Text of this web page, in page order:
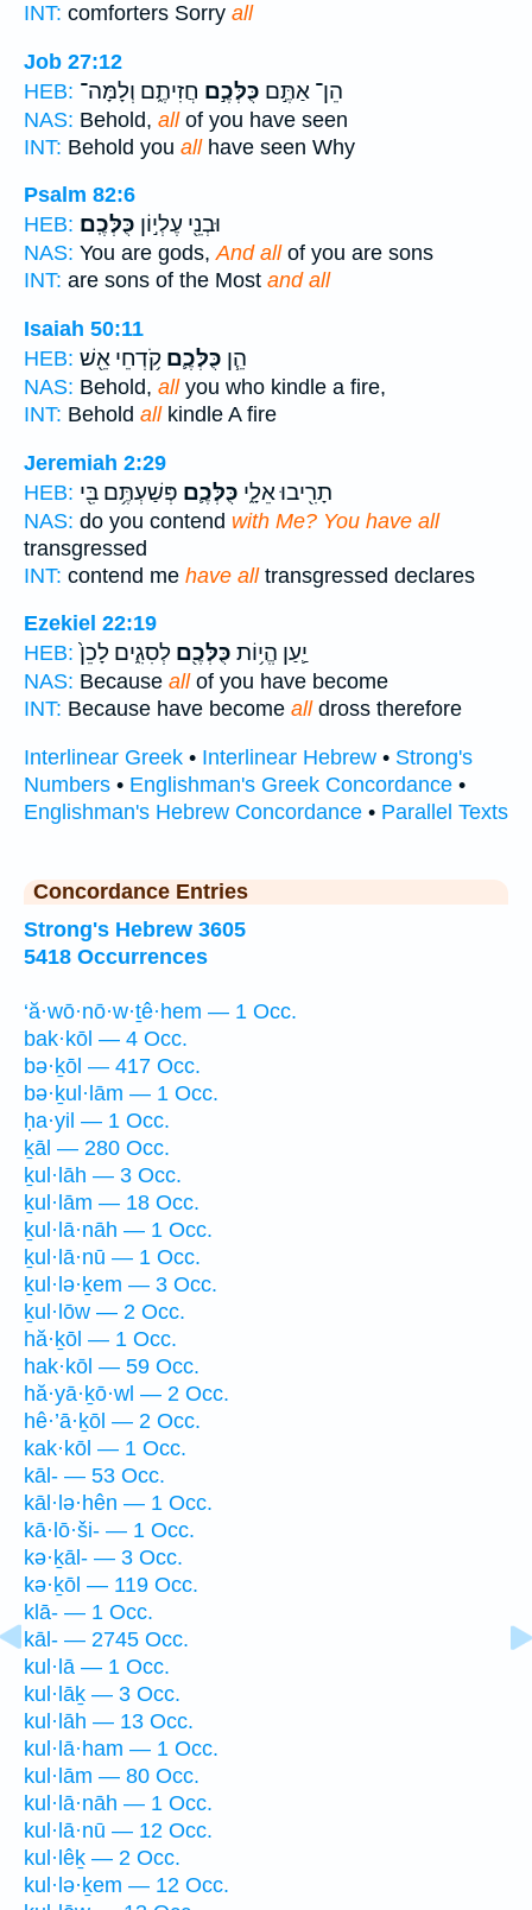
INT: comforters Sorry all
Job 27:12
HEB:
הֵן־ אַתֶּ֣ם כֻּלְּכֶ֣ם חֲזִיתֶ֑ם וְלָמָּה־
NAS: Behold, allof you have seen
INT: Behold you allhave seen Why
Psalm 82:6
HEB:
וּבְנֵ֖י עֶלְי֣וֹן כֻּלְּכֶֽם׃
NAS: You are gods,And allof you are sons
INT: are sons of the Most and all
Isaiah 50:11
HEB:
הֵ֧ן כֻּלְּכֶ֛ם קֹ֥דְחֵי אֵ֖שׁ
NAS: Behold, allyou who kindle a fire,
INT: Behold allkindle A fire
Jeremiah 2:29
HEB:
תָרִ֖יבוּ אֵלָ֑י כֻּלְּכֶ֛ם פְּשַׁעְתֶּ֥ם בִּ֖י
NAS: do you contend with Me? You have all
transgressed
INT: contend me have alltransgressed declares
Ezekiel 22:19
HEB:
יַ֛עַן הֱי֥וֹת כֻּלְּכֶ֖ם לְסִגִ֑ים לָכֵן֙
NAS: Because allof you have become
INT: Because have become alldross therefore
Interlinear Greek • Interlinear Hebrew • Strong's
Numbers • Englishman's Greek Concordance •
Englishman's Hebrew Concordance • Parallel Texts
Concordance Entries
Strong's Hebrew 3605
5418 Occurrences
‘ă·wō·nō·w·ṯê·hem — 1 Occ.
bak·kōl — 4 Occ.
bə·ḵōl — 417 Occ.
bə·ḵul·lām — 1 Occ.
ḥa·yil — 1 Occ.
ḵāl — 280 Occ.
ḵul·lāh — 3 Occ.
ḵul·lām — 18 Occ.
ḵul·lā·nāh — 1 Occ.
ḵul·lā·nū — 1 Occ.
ḵul·lə·ḵem — 3 Occ.
ḵul·lōw — 2 Occ.
hă·ḵōl — 1 Occ.
hak·kōl — 59 Occ.
hă·yā·ḵō·wl — 2 Occ.
hê·’ā·ḵōl — 2 Occ.
kak·kōl — 1 Occ.
kāl- — 53 Occ.
kāl·lə·hên — 1 Occ.
kā·lō·ši- — 1 Occ.
kə·ḵāl- — 3 Occ.
kə·ḵōl — 119 Occ.
klā- — 1 Occ.
kāl- — 2745 Occ.
kul·lā — 1 Occ.
kul·lāḵ — 3 Occ.
kul·lāh — 13 Occ.
kul·lā·ham — 1 Occ.
kul·lām — 80 Occ.
kul·lā·nāh — 1 Occ.
kul·lā·nū — 12 Occ.
kul·lêḵ — 2 Occ.
kul·lə·ḵem — 12 Occ.